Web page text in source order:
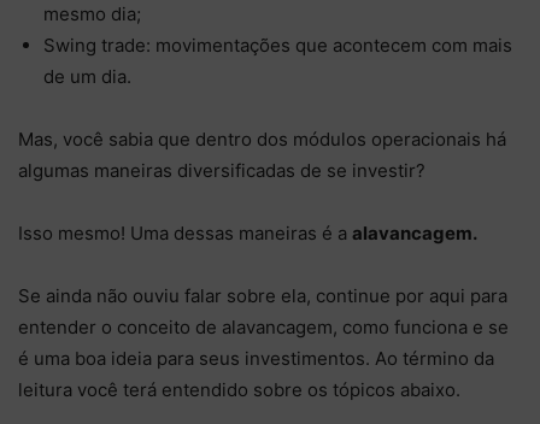
mesmo dia;
Swing trade: movimentações que acontecem com mais
de um dia.
Mas, você sabia que dentro dos módulos operacionais há
algumas maneiras diversificadas de se investir?
Isso mesmo! Uma dessas maneiras é a alavancagem.
Se ainda não ouviu falar sobre ela, continue por aqui para
entender o conceito de alavancagem, como funciona e se
é uma boa ideia para seus investimentos. Ao término da
leitura você terá entendido sobre os tópicos abaixo.